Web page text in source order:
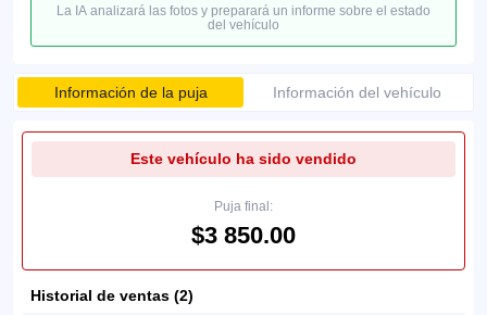
La IA analizará las fotos y preparará un informe sobre el estado
del vehículo
Información de la puja Información del vehículo
Este vehículo ha sido vendido
Puja final:
$3 850.00
Historial de ventas (2)